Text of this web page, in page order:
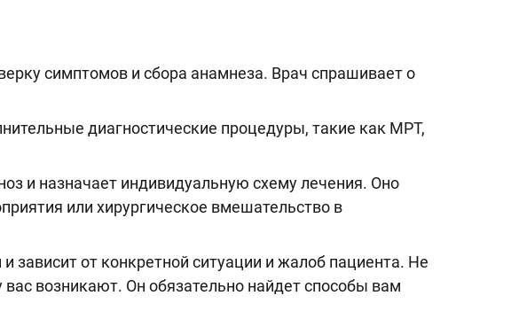
симптомов и сбора анамнеза. Врач спрашивает о
диагностические процедуры, такие как МРТ,
и назначает индивидуальную схему лечения. Оно
или хирургическое вмешательство в
от конкретной ситуации и жалоб пациента. Не
возникают. Он обязательно найдет способы вам